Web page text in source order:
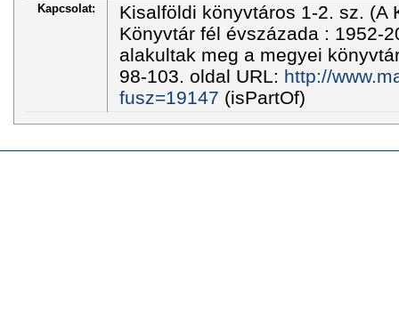
Kapcsolat:
Kisalföldi könyvtáros 1-2. sz. (A
Könyvtár fél évszázada : 1952-
alakultak meg a megyei
98-103. oldal URL: http://
fusz=19147 (isPartOf)